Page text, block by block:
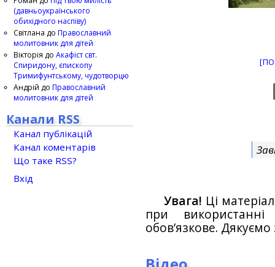
Увага! Ці
при
обов’язкове.
(давньоукраїнського
обихідного наспіву)
Світлана до Православний
молитовник для дітей
Вікторія до Акафіст свт.
Спиридону, єпископу
Тримифунтському, чудотворцю
Андрій до Православний
молитовник для дітей
Канали RSS
Канал публікацій
Канал коментарів
Що таке RSS?
Вхід